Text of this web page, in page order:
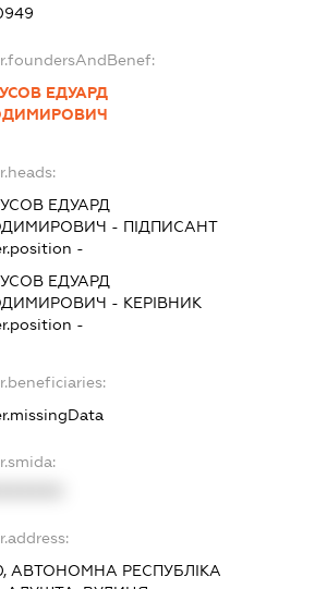
ЕДУАРД
ЕДУАРД
- ПІДПИСАНТ
-
ЕДУАРД
- КЕРІВНИК
-
АВТОНОМНА РЕСПУБЛІКА